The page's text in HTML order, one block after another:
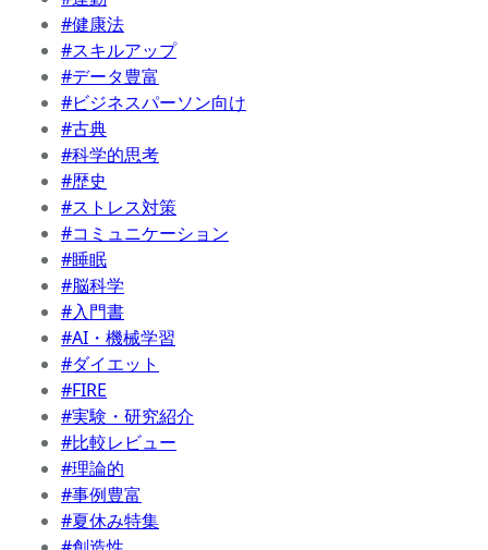
#健康法
#スキルアップ
#データ豊富
#ビジネスパーソン向け
#古典
#科学的思考
#歴史
#ストレス対策
#コミュニケーション
#睡眠
#脳科学
#入門書
#AI・機械学習
#ダイエット
#FIRE
#実験・研究紹介
#比較レビュー
#理論的
#事例豊富
#夏休み特集